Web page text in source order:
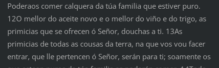
Poderaos comer calquera da túa familia que estiver puro.
12O mellor do aceite novo e o mellor do viño e do trigo, as
primicias que se ofrecen ó Señor, douchas a ti. 13As
primicias de todas as cousas da terra, na que vos vou facer
entrar, que lle pertencen ó Señor, serán para ti; soamente os